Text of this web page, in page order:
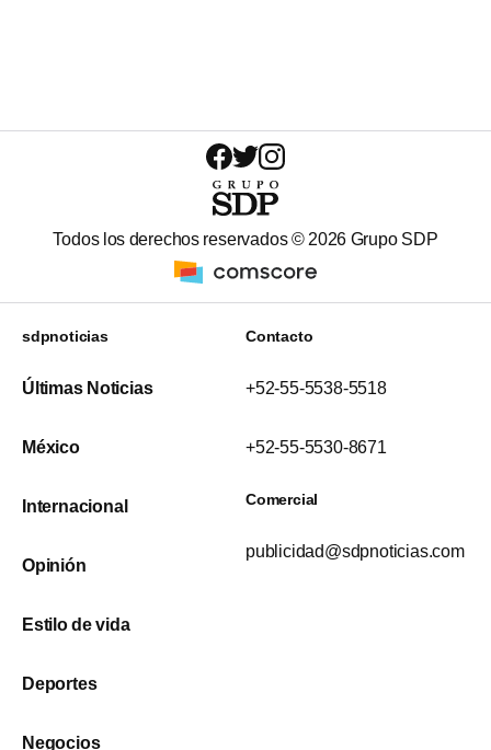
Todos los derechos reservados © 2026 Grupo SDP
sdpnoticias
Últimas Noticias
México
Internacional
Opinión
Estilo de vida
Deportes
Negocios
Contacto
+52-55-5538-5518
+52-55-5530-8671
Comercial
publicidad@sdpnoticias.com